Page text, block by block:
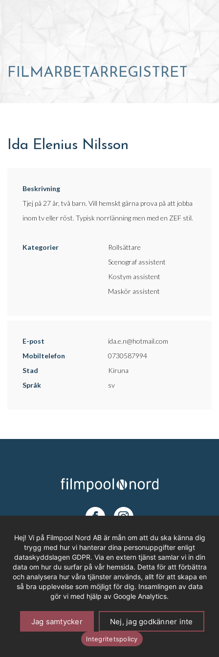
FILMARBETARREGISTRET
Ida Elenius Nilsson
Beskrivning
Tjej på 27 år, två barn. Vill hemskt gärna prova på att jobba
inom tv eller röst. Typisk norrlänning men med en ZEF stil.
Kategorier
Rollsättare
Scenograf assistent
Kostym assistent
Maskör assistent
E-post
ida.e.n@hotmail.com
Mobiltelefon
0730587994
Stad
Kiruna
Språk
sv
ADRESS
Filmpool Nord AB
Västra Varvsgatan 3, Bryggeriet
972 36 LULEÅ
Om Cookies Personuppgifter Offentlighetsprincipen
Hej! Vi på Filmpool Nord AB är mån om att du ska känna dig
trygg med hur vi hanterar dina personuppgifter enligt
dataskyddslagen GDPR. Via en extern tjänst samlar vi in din
data om hur du surfar på vår hemsida. Detta för att förbättra
och analysera hur våra tjänster används, allt för att skapa en
så bra upplevelse som möjligt för dig. Insamlingen av data
gör vi med hjälp av Google Analytics.
Jag samtycker Nej, jag godkänner inte
Integritetspolicy